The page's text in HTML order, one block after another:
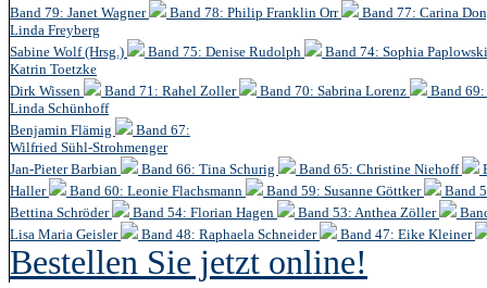
Band 79: Janet Wagner Band 78: Philip Franklin Orr
Band 77: Carina
Linda Freyberg
Sabine Wolf (Hrsg.)
Band 75: Denise Rudolph
Band 74: Sophia
Katrin Toetzke
Dirk Wissen
Band 71: Rahel Zoller Band 70: Sabrina Lorenz
Band
Linda Schünhoff
Benjamin Flämig
Band 67:
Wilfried Sühl-Strohmenger
Jan-Pieter Barbian
Band 66: Tina Schurig Band 65: Christine Niehoff
Haller
Band 60: Leonie Flachsmann Band 59: Susanne Göttker
Band
Bettina Schröder
Band 54: Florian Hagen Band 53: Anthea Zöller
Lisa Maria Geisler
Band 48: Raphaela Schneider Band 47: Eike Kleiner
Bestellen Sie jetzt online!